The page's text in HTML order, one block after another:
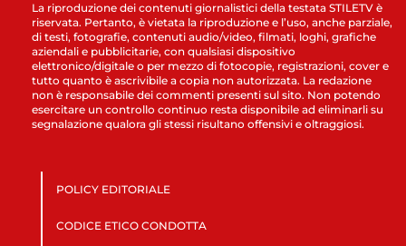
La riproduzione dei contenuti giornalistici della testata STILETV è
riservata. Pertanto, è vietata la riproduzione e l’uso, anche parziale,
di testi, fotografie, contenuti audio/video, filmati, loghi, grafiche
aziendali e pubblicitarie, con qualsiasi dispositivo
elettronico/digitale o per mezzo di fotocopie, registrazioni, cover e
tutto quanto è ascrivibile a copia non autorizzata. La redazione
non è responsabile dei commenti presenti sul sito. Non potendo
esercitare un controllo continuo resta disponibile ad eliminarli su
segnalazione qualora gli stessi risultano offensivi e oltraggiosi.
POLICY EDITORIALE
CODICE ETICO CONDOTTA